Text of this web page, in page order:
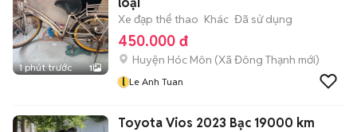
1 phút trước 1
Xe đạp thể thao Khác Đã sử dụng
450.000 đ
Huyện Hóc Môn (Xã Đông Thạnh mới)
l Le Anh Tuan
Toyota Vios 2023 Bạc 19000 km